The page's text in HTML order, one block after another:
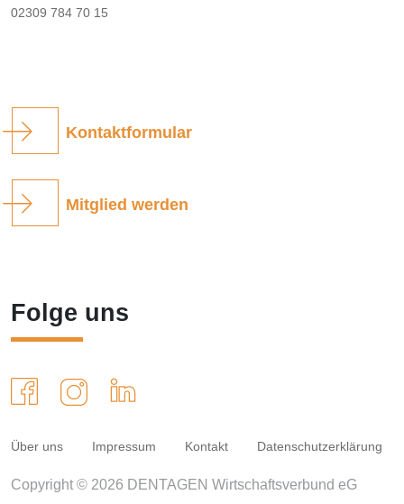
02309 784 70 15
Kontaktformular
Mitglied werden
Folge uns
Über uns Impressum Kontakt Datenschutzerklärung
Copyright © 2026 DENTAGEN Wirtschaftsverbund eG